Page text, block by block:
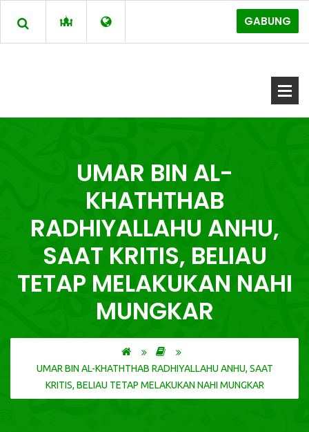
GABUNG
UMAR BIN AL-
KHATHTHAB
RADHIYALLAHU ANHU,
SAAT KRITIS, BELIAU
TETAP MELAKUKAN NAHI
MUNGKAR
UMAR BIN AL-KHATHTHAB RADHIYALLAHU ANHU, SAAT
KRITIS, BELIAU TETAP MELAKUKAN NAHI MUNGKAR